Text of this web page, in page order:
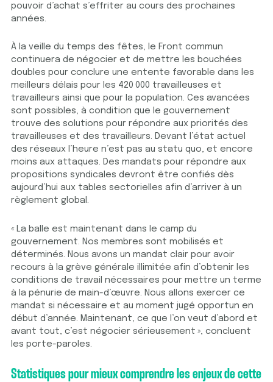
pouvoir d’achat s’effriter au cours des prochaines
années.
À la veille du temps des fêtes, le Front commun
continuera de négocier et de mettre les bouchées
doubles pour conclure une entente favorable dans les
meilleurs délais pour les 420 000 travailleuses et
travailleurs ainsi que pour la population. Ces avancées
sont possibles, à condition que le gouvernement
trouve des solutions pour répondre aux priorités des
travailleuses et des travailleurs. Devant l’état actuel
des réseaux l’heure n’est pas au statu quo, et encore
moins aux attaques. Des mandats pour répondre aux
propositions syndicales devront être confiés dès
aujourd’hui aux tables sectorielles afin d’arriver à un
règlement global.
« La balle est maintenant dans le camp du
gouvernement. Nos membres sont mobilisés et
déterminés. Nous avons un mandat clair pour avoir
recours à la grève générale illimitée afin d’obtenir les
conditions de travail nécessaires pour mettre un terme
à la pénurie de main-d’œuvre. Nous allons exercer ce
mandat si nécessaire et au moment jugé opportun en
début d’année. Maintenant, ce que l’on veut d’abord et
avant tout, c’est négocier sérieusement », concluent
les porte-paroles.
Statistiques pour mieux comprendre les enjeux de cette